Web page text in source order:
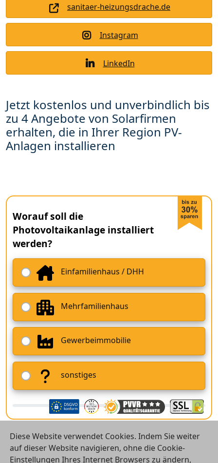
sanitaer-heizungsdrache.de
Instagram
LinkedIn
Jetzt kostenlos und unverbindlich bis
zu 4 Angebote von Solarfirmen
erhalten, die in Ihrer Region PV-
Anlagen installieren
Worauf soll die
Photovoltaikanlage installiert
werden?
Einfamilienhaus / DHH
Mehrfamilienhaus
Gewerbeimmobilie
sonstiges
Diese Website verwendet Cookies. Indem Sie weiter
auf dieser Website navigieren, ohne die Cookie-
Einstellungen Ihres Internet Browsers zu ändern,